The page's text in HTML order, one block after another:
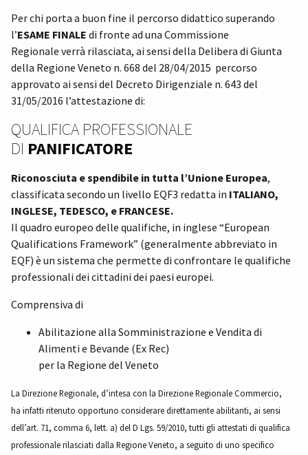
Per chi porta a buon fine il percorso didattico superando
l’ESAME FINALE di fronte ad una Commissione
Regionale verrà rilasciata, ai sensi della Delibera di Giunta
della Regione Veneto n. 668 del 28/04/2015 percorso
approvato ai sensi del Decreto Dirigenziale n. 643 del
31/05/2016 l’attestazione di:
QUALIFICA PROFESSIONALE
DI PANIFICATORE
Riconosciuta e spendibile in tutta l’Unione Europea,
classificata secondo un livello EQF3 redatta in ITALIANO,
INGLESE, TEDESCO, e FRANCESE.
Il quadro europeo delle qualifiche, in inglese “European
Qualifications Framework” (generalmente abbreviato in
EQF) è un sistema che permette di confrontare le qualifiche
professionali dei cittadini dei paesi europei.
Comprensiva di
Abilitazione alla Somministrazione e Vendita di
Alimenti e Bevande (Ex Rec)
per la Regione del Veneto
La Direzione Regionale, d’intesa con la Direzione Regionale Commercio,
ha infatti ritenuto opportuno considerare direttamente abilitanti, ai sensi
dell’art. 71, comma 6, lett. a) del D Lgs. 59/2010, tutti gli attestati di qualifica
professionale rilasciati dalla Regione Veneto, a seguito di uno specifico